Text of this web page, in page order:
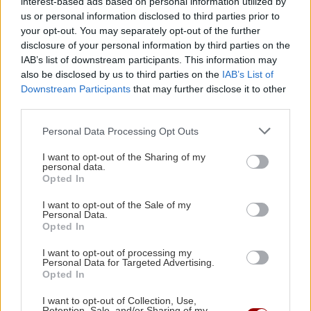
us or personal information disclosed to third parties prior to
your opt-out. You may separately opt-out of the further
disclosure of your personal information by third parties on the
IAB’s list of downstream participants. This information may
also be disclosed by us to third parties on the IAB’s List of
Downstream Participants that may further disclose it to other
Personal Data Processing Opt Outs
I want to opt-out of the Sharing of my
personal data.
Opted In
I want to opt-out of the Sale of my
Personal Data.
Opted In
I want to opt-out of processing my
Personal Data for Targeted Advertising.
Opted In
I want to opt-out of Collection, Use,
ΣΧΕΣΕΙΣ ΚΑΙ SEX
Μικρές αλλαγές που μπορούν να φέρουν ξανά
τη σπίθα στη σχέση σου
πίσω του το «Avatar»
ΕΠΙΣΤΗΜΗ
Έφτιαξε ηλιακό γιοτ με $20.000 και διένυσε
3.000 ναυτικά μίλια χωρίς στάλα καυσίμου!
22:21
ΣΠΙΤΙ
Κατσαρίδα στο σπίτι - Πότε πρέπει να
ανησυχήσουμε
ΠΕΡΙΣΣΟΤΕΡΑ
ΚΡΗΤΗ
Ηράκλειο: Μία ... περιουσία για
αποκλειστική νοσοκόμα -
Δυσβάσταχτο το κόστος